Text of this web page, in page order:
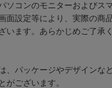
ソコンのモニターおよびス
面設定等により、実際の商
います。あらかじめご了承く
、パッケージやデザインな
がございます。